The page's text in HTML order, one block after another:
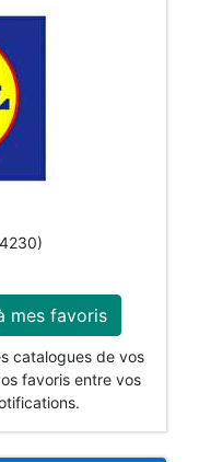
mes favoris
catalogues de vos
favoris entre vos